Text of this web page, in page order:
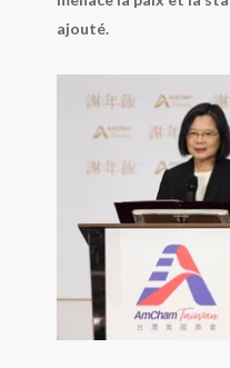
ajouté.